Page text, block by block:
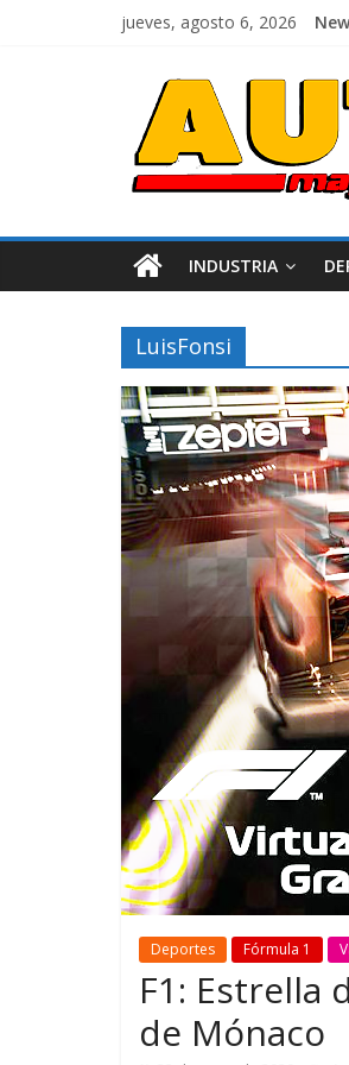
jueves, agosto 6, 2026
INDUSTRIA
LuisFonsi
Deportes Fórmula 1
F1: Estrella
de Mónaco
Movilidad Varios
GM reafirma su
compromiso con
más segura y conectada